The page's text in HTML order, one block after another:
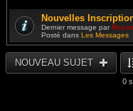
Nouvelles
Dernier message par
Posté dans Les Messages
NOUVEAU SUJET
0